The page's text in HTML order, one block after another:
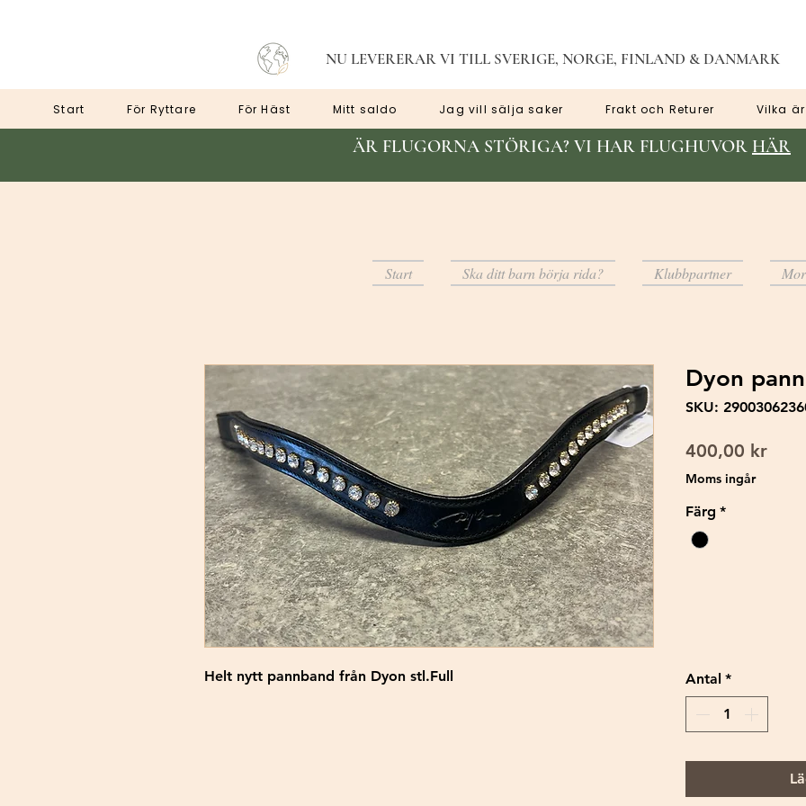
NU LEVERERAR VI TILL SVERIGE, NORGE, FINLAND & DANMARK
Start För Ryttare För Häst Mitt saldo Jag vill sälja saker Frakt och Returer Vilka
ÄR FLUGORNA STÖRIGA? VI HAR FLUGHUVOR HÄR
Helt nytt pannband från Dyon stl.Full
Dyon
SKU:
400,00 krPris
Moms ingår
Färg *
Antal *
Start Ska ditt barn börja rida? Klubbpartner